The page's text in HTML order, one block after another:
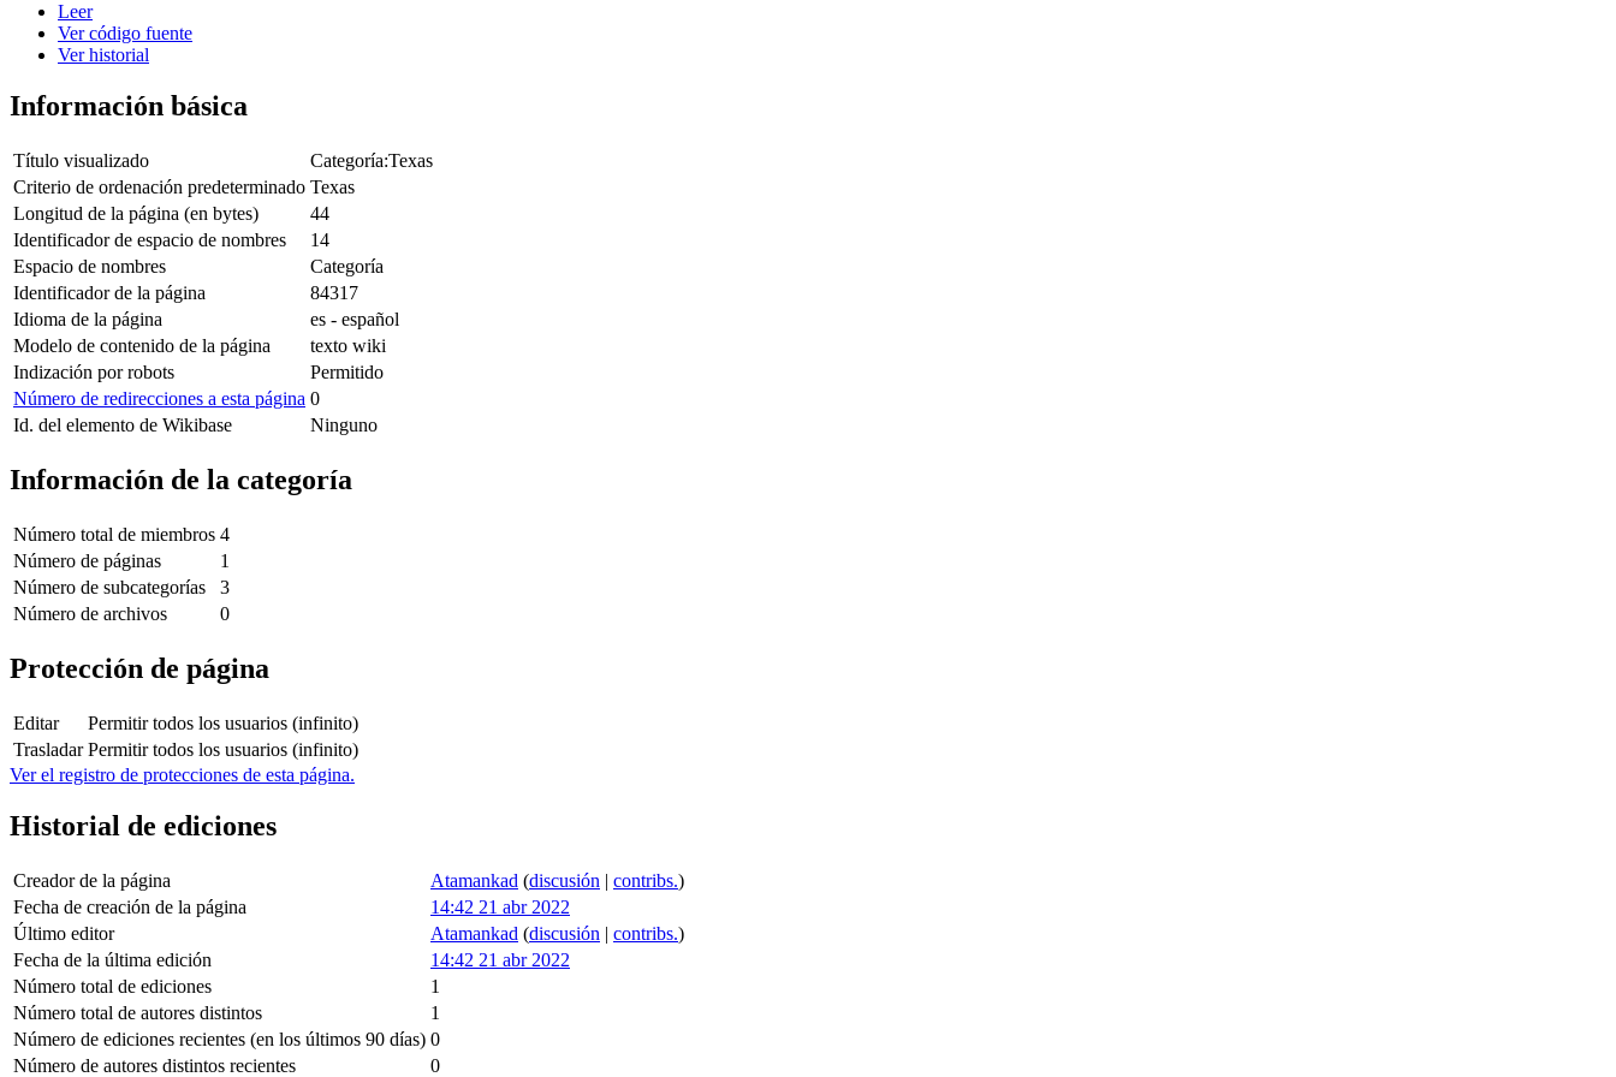
Leer
Ver código fuente
Ver historial
Información básica
Título visualizado
Categoría:Texas
Criterio de ordenación predeterminado Texas
Longitud de la página (en bytes)
44
Identificador de espacio de nombres
14
Espacio de nombres
Categoría
Identificador de la página
84317
Idioma de la página
es - español
Modelo de contenido de la página
texto wiki
Indización por robots
Permitido
Número de redirecciones a esta página 0
Id. del elemento de Wikibase
Ninguno
Información de la categoría
Número total de miembros 4
Número de páginas
1
Número de subcategorías
3
Número de archivos
0
Protección de página
Editar
Permitir todos los usuarios (infinito)
Trasladar Permitir todos los usuarios (infinito)
Ver el registro de protecciones de esta página.
Historial de ediciones
Creador de la página Atamankad (discusión | contribs.)
Fecha de creación de la página
14:42 21 abr 2022
Último editor
Atamankad (discusión | contribs.)
Fecha de la última edición
14:42 21 abr 2022
Número total de ediciones
1
Número total de autores distintos
1
Número de ediciones recientes (en los últimos 90 días) 0
Número de autores distintos recientes
0